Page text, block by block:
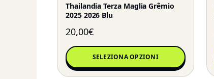
Thailandia Terza Maglia Grêmio
2025 2026 Blu
20,00€
SELEZIONA OPZIONI